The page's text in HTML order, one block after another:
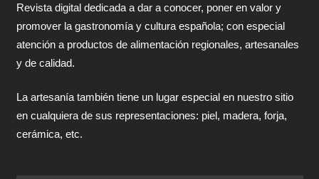
Revista digital dedicada a dar a conocer, poner en valor y
promover la gastronomía y cultura española; con especial
atención a productos de alimentación regionales, artesanales
y de calidad.
La artesanía también tiene un lugar especial en nuestro sitio
en cualquiera de sus representaciones: piel, madera, forja,
cerámica, etc.